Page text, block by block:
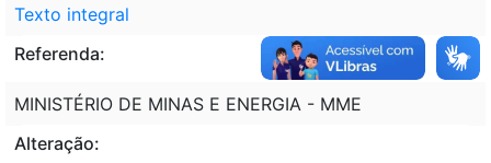
Texto integral
Referenda:
MINISTÉRIO DE MINAS E ENERGIA - MME
Alteração: